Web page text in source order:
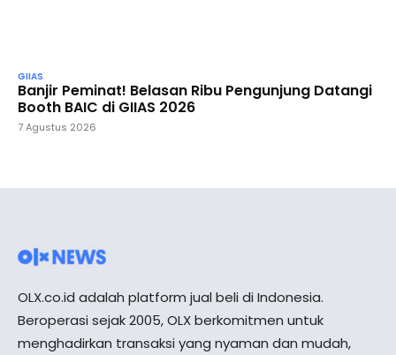
GIIAS
Banjir Peminat! Belasan Ribu Pengunjung Datangi
Booth BAIC di GIIAS 2026
7 Agustus 2026
OLX.co.id adalah platform jual beli di Indonesia.
Beroperasi sejak 2005, OLX berkomitmen untuk
menghadirkan transaksi yang nyaman dan mudah,